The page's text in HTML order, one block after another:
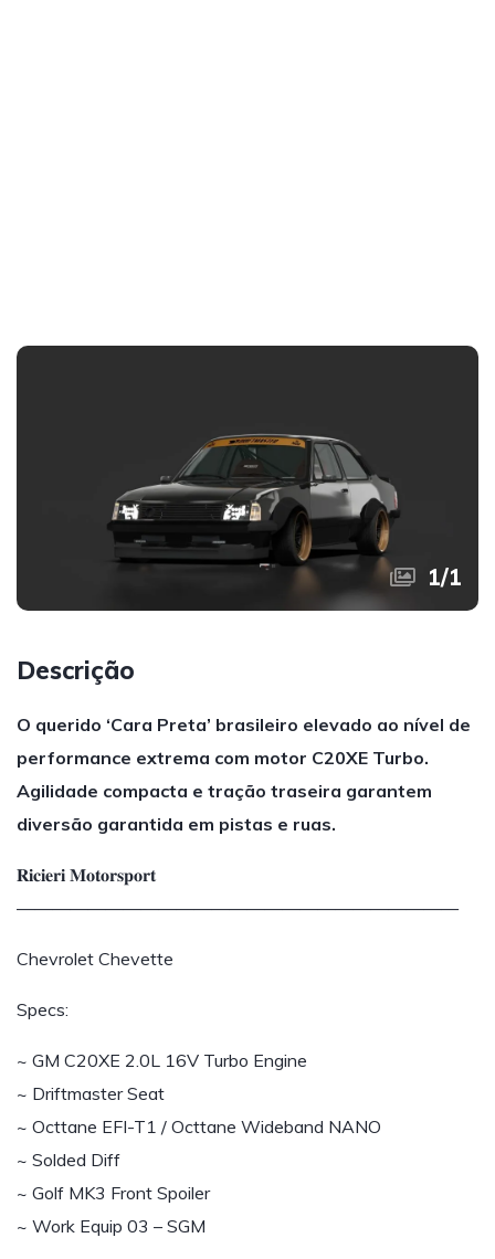
1/1
Descrição
O querido ‘Cara Preta’ brasileiro elevado ao nível de
performance extrema com motor C20XE Turbo.
Agilidade compacta e tração traseira garantem
diversão garantida em pistas e ruas.
𝐑𝐢𝐜𝐢𝐞𝐫𝐢 𝐌𝐨𝐭𝐨𝐫𝐬𝐩𝐨𝐫𝐭
—————————————————————————
Chevrolet Chevette
Specs:
~ GM C20XE 2.0L 16V Turbo Engine
~ Driftmaster Seat
~ Octtane EFI-T1 / Octtane Wideband NANO
~ Solded Diff
~ Golf MK3 Front Spoiler
~ Work Equip 03 – SGM